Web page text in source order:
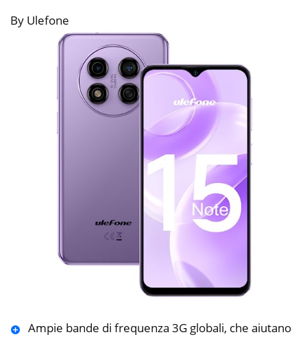
By Ulefone
Ampie bande di frequenza 3G globali, che aiutano